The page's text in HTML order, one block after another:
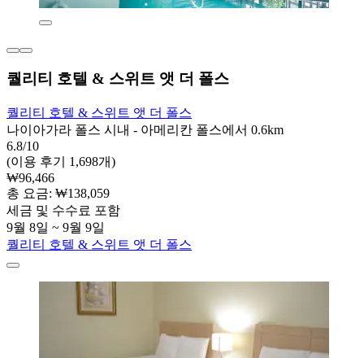
퀄리티 호텔 & 스위트 앳 더 폴스
퀄리티 호텔 & 스위트 앳 더 폴스
나이아가라 폴스 시내 - 아메리칸 폴스에서 0.6km
6.8/10
(이용 후기 1,698개)
₩96,466
총 요금: ₩138,059
세금 및 수수료 포함
9월 8일 ~ 9월 9일
퀄리티 호텔 & 스위트 앳 더 폴스